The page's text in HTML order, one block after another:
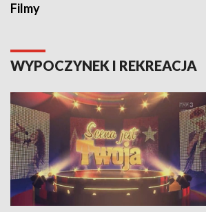
Filmy
WYPOCZYNEK I REKREACJA